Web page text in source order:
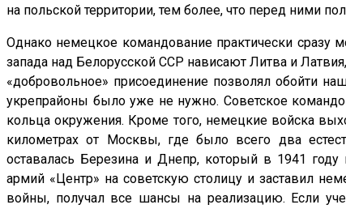
на польской территории, тем более, что перед ними
Однако немецкое командование практически сразу
запада над Белорусской ССР нависают Литва и
«добровольное» присоединение позволял обойти
укрепрайоны было уже не нужно. Советское
кольца окружения. Кроме того, немецкие войска
километрах от Москвы, где было всего два
оставалась Березина и Днепр, который в 1941
армий «Центр» на советскую столицу и заставил
войны, получал все шансы на реализацию. Если